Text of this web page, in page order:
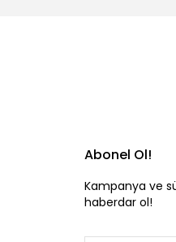
Abonel Ol!
Kampanya ve
haberdar ol!